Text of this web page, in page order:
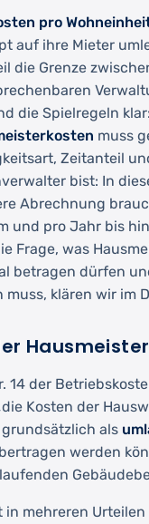
pro
auf ihre Mieter
die Grenze
die Spielregeln
muss
Zeitanteil
bist: In
Abrechnung
und pro Jahr bis
Frage, was
betragen dürfen
klären wir im
14 der
Kosten der
als
werden
mehreren